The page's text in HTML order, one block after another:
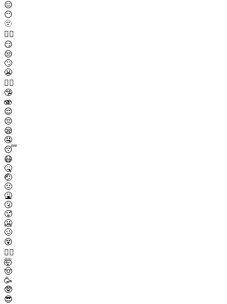
😑
😶
🫥
😶‍🌫️
😏
😒
🙄
😬
😮‍💨
🤥
🫨
😌
😔
😪
🤤
😴
😷
🤒
🤕
🤢
🤮
🤧
🥵
🥶
🥴
😵
😵‍💫
🤯
🤠
🥳
🥸
😎